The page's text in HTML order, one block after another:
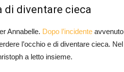
di diventare cieca
Annabelle. Dopo l’incidente avvenuto
l’occhio e di diventare cieca. Nel
a letto insieme.